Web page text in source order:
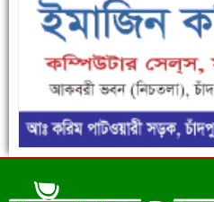
ফরিদগঞ্জে ড্রেন ও সড়ক নির্মাণে ধীরগতি